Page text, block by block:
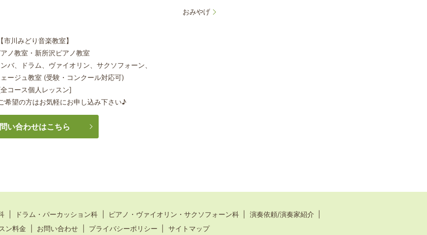
おみやげ
【市川みどり音楽教室】
ノ教室・新所沢ピアノ教室
バ、ドラム、ヴァイオリン、サクソフォーン、
ージュ教室 (受験・コンクール対応可)
コース個人レッスン]
希望の方はお気軽にお申し込み下さい♪
い合わせはこちら
ドラム・パーカッション科 ピアノ・ヴァイオリン・サクソフォーン科
演奏依頼/演奏家紹介
ン料金
お問い合わせ プライバシーポリシー サイトマップ